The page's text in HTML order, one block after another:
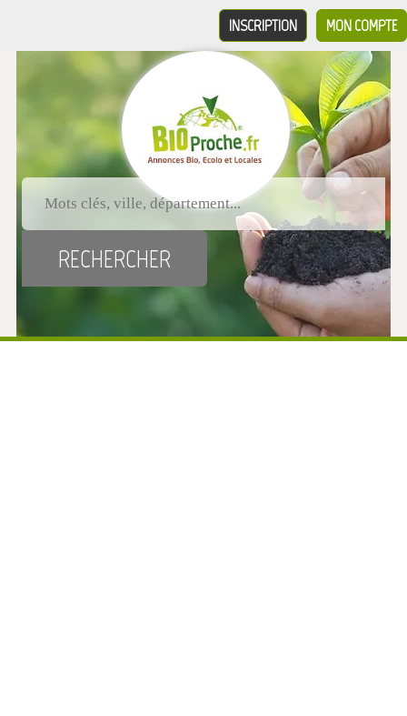
MON COMPTE
INSCRIPTION